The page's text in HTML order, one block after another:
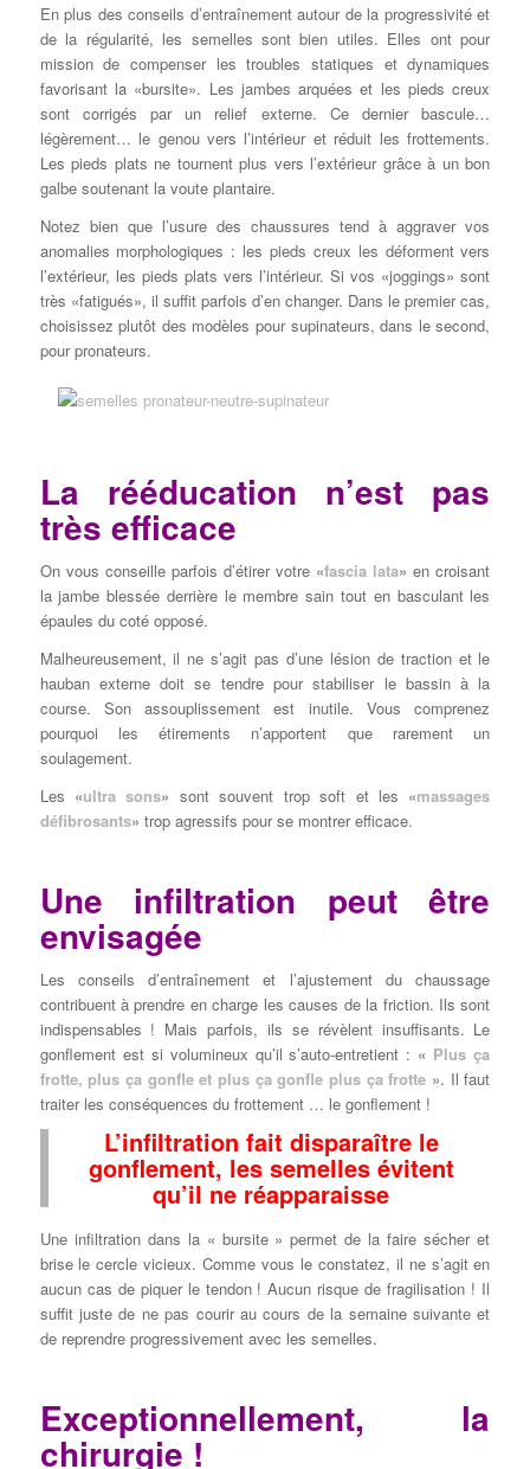
En plus des conseils d’entraînement autour de la progressivité et
de la régularité, les semelles sont bien utiles. Elles ont pour
mission de compenser les troubles statiques et dynamiques
favorisant la «bursite». Les jambes arquées et les pieds creux
sont corrigés par un relief externe. Ce dernier bascule…
légèrement… le genou vers l’intérieur et réduit les frottements.
Les pieds plats ne tournent plus vers l’extérieur grâce à un bon
galbe soutenant la voute plantaire.
Notez bien que l’usure des chaussures tend à aggraver vos
anomalies morphologiques : les pieds creux les déforment vers
l’extérieur, les pieds plats vers l’intérieur. Si vos «joggings» sont
très «fatigués», il suffit parfois d’en changer. Dans le premier cas,
choisissez plutôt des modèles pour supinateurs, dans le second,
pour pronateurs.
La rééducation n’est pas
très efficace
On vous conseille parfois d’étirer votre «fascia lata» en croisant
la jambe blessée derrière le membre sain tout en basculant les
épaules du coté opposé.
Malheureusement, il ne s’agit pas d’une lésion de traction et le
hauban externe doit se tendre pour stabiliser le bassin à la
course. Son assouplissement est inutile. Vous comprenez
pourquoi les étirements n’apportent que rarement un
soulagement.
Les «ultra sons» sont souvent trop soft et les «massages
défibrosants» trop agressifs pour se montrer efficace.
Une infiltration peut être
envisagée
Les conseils d’entraînement et l’ajustement du chaussage
contribuent à prendre en charge les causes de la friction. Ils sont
indispensables ! Mais parfois, ils se révèlent insuffisants. Le
gonflement est si volumineux qu’il s’auto-entretient : « Plus ça
frotte, plus ça gonfle et plus ça gonfle plus ça frotte ». Il faut
traiter les conséquences du frottement … le gonflement !
L’infiltration fait disparaître le
gonflement, les semelles évitent
qu’il ne réapparaisse
Une infiltration dans la « bursite » permet de la faire sécher et
brise le cercle vicieux. Comme vous le constatez, il ne s’agit en
aucun cas de piquer le tendon ! Aucun risque de fragilisation ! Il
suffit juste de ne pas courir au cours de la semaine suivante et
de reprendre progressivement avec les semelles.
Exceptionnellement, la
chirurgie !